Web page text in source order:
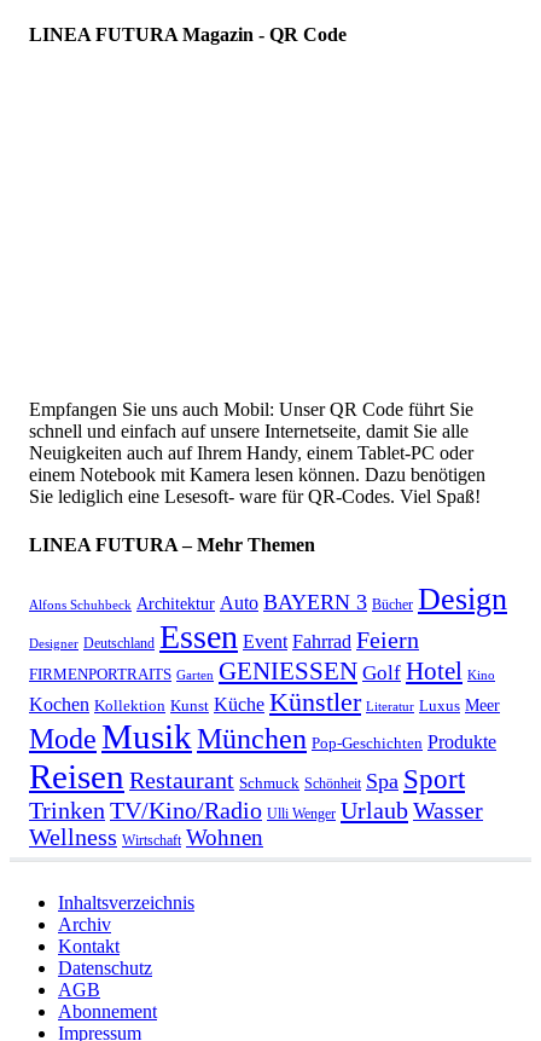
LINEA FUTURA Magazin - QR Code
Empfangen Sie uns auch Mobil: Unser QR Code führt Sie
schnell und einfach auf unsere Internetseite, damit Sie alle
Neuigkeiten auch auf Ihrem Handy, einem Tablet-PC oder
einem Notebook mit Kamera lesen können. Dazu benötigen
Sie lediglich eine Lesesoft- ware für QR-Codes. Viel Spaß!
LINEA FUTURA – Mehr Themen
Alfons Schuhbeck Architektur Auto BAYERN 3 Bücher Design
Designer Deutschland Essen Event Fahrrad Feiern
FIRMENPORTRAITS Garten GENIESSEN Golf Hotel Kino
Kochen Kollektion Kunst Küche Künstler Literatur Luxus Meer
ModeMusikMünchen Pop-Geschichten Produkte
Reisen Restaurant Schmuck Schönheit Spa Sport
Trinken TV/Kino/Radio Ulli Wenger UrlaubWasser
Wellness Wirtschaft Wohnen
Inhaltsverzeichnis
Archiv
Kontakt
Datenschutz
AGB
Abonnement
Impressum